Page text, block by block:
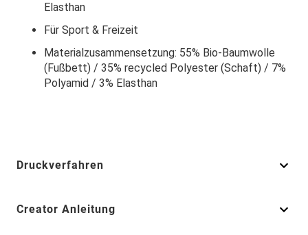
Elasthan
Für Sport & Freizeit
Materialzusammensetzung: 55% Bio-Baumwolle
(Fußbett) / 35% recycled Polyester (Schaft) / 7%
Polyamid / 3% Elasthan
Druckverfahren
Creator Anleitung